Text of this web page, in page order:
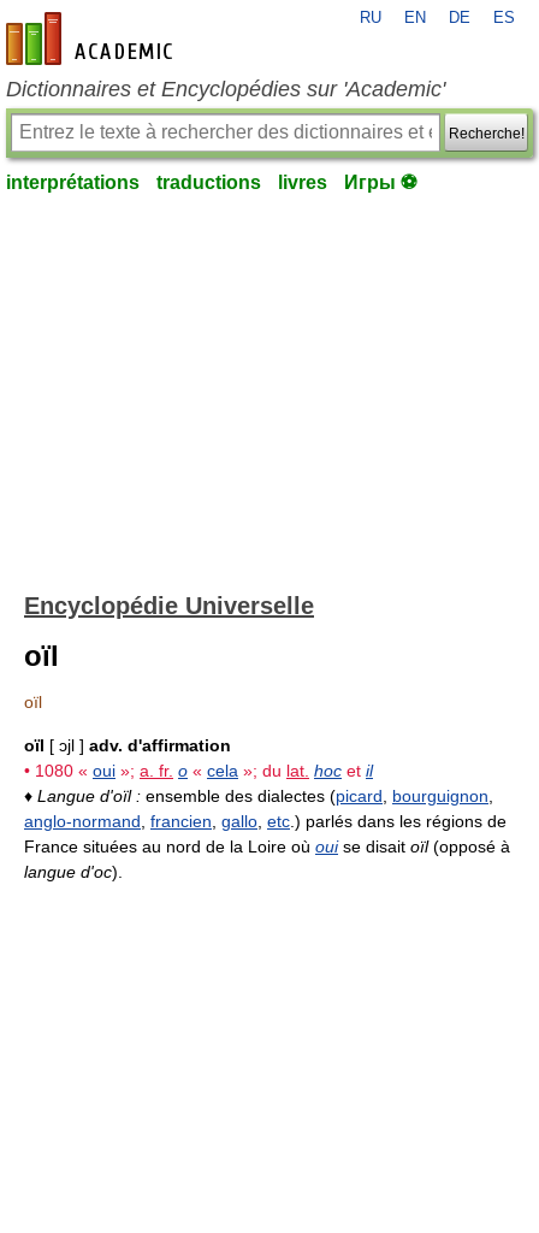
fr-academic.com
RU EN DE ES
Dictionnaires et Encyclopédies sur 'Academic'
Recherche!
interprétations traductions livres Игры ⚽
Encyclopédie Universelle
oïl
oïl
oïl [ ɔjl ] adv. d'affirmation
• 1080 « oui »; a. fr. o « cela »; du lat. hoc et il
♦ Langue d'oïl : ensemble des dialectes (picard bourguignon
anglo-normand francien gallo etc .) parlés dans les régions de
France situées au nord de la Loire où ouise disait oïl(opposé à
langue d'oc).